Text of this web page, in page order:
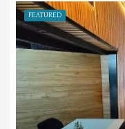
FEATURED